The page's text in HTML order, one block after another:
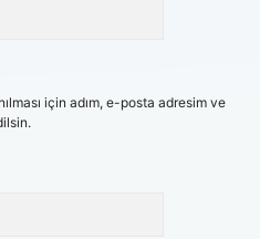
için adım, e-posta adresim ve